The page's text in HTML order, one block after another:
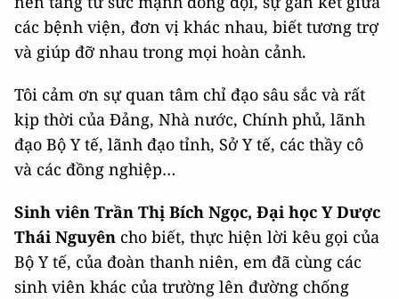
các bệnh viện, đơn vị khác nhau, biết tương trợ
và giúp đỡ nhau trong mọi hoàn cảnh.
Tôi cảm ơn sự quan tâm chỉ đạo sâu sắc và rất
kịp thời của Đảng, Nhà nước, Chính phủ, lãnh
đạo Bộ Y tế, lãnh đạo tỉnh, Sở Y tế, các thầy cô
và các đồng nghiệp…
Sinh viên Trần Thị Bích Ngọc, Đại học Y Dược
Thái Nguyên cho biết, thực hiện lời kêu gọi của
Bộ Y tế, của đoàn thanh niên, em đã cùng các
sinh viên khác của trường lên đường chống